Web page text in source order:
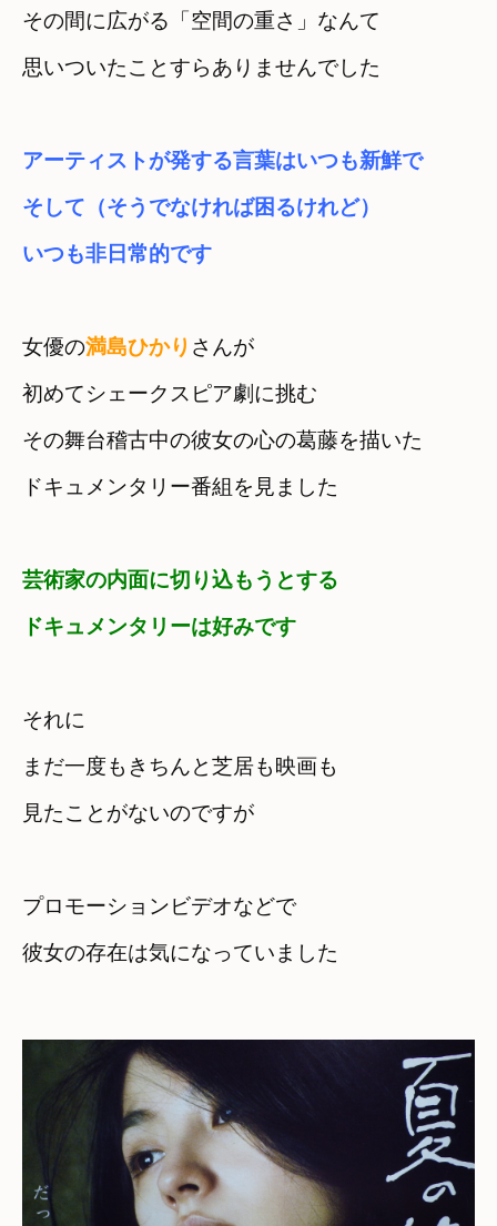
その間に広がる「空間の重さ」なんて
思いついたことすらありませんでした
アーティストが発する言葉はいつも新鮮で
そして（そうでなければ困るけれど）
いつも非日常的です
女優の満島ひかり さんが
初めてシェークスピア劇に挑む
その舞台稽古中の彼女の心の葛藤を描いた
ドキュメンタリー番組を見ました
芸術家の内面に切り込もうとする
ドキュメンタリーは好みです
それに
まだ一度もきちんと芝居も映画も
見たことがないのですが
プロモーションビデオなどで
彼女の存在は気になっていました